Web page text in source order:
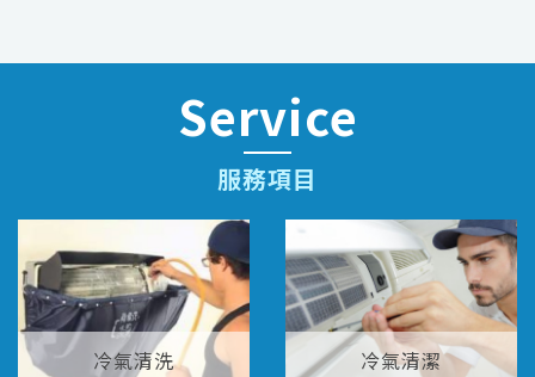
Service
服務項目
冷氣清洗 冷氣清潔